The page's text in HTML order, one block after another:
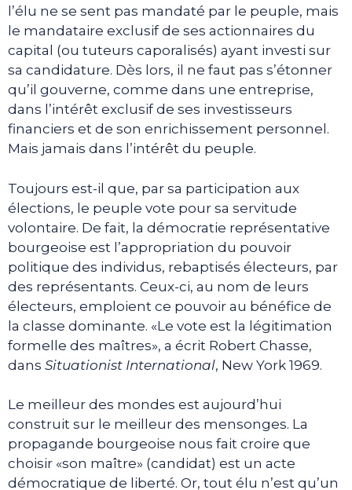
l’élu ne se sent pas mandaté par le peuple, mais
le mandataire exclusif de ses actionnaires du
capital (ou tuteurs caporalisés) ayant investi sur
sa candidature. Dès lors, il ne faut pas s’étonner
qu’il gouverne, comme dans une entreprise,
dans l’intérêt exclusif de ses investisseurs
financiers et de son enrichissement personnel.
Mais jamais dans l’intérêt du peuple.
Toujours est-il que, par sa participation aux
élections, le peuple vote pour sa servitude
volontaire. De fait, la démocratie représentative
bourgeoise est l’appropriation du pouvoir
politique des individus, rebaptisés électeurs, par
des représentants. Ceux-ci, au nom de leurs
électeurs, emploient ce pouvoir au bénéfice de
la classe dominante. «Le vote est la légitimation
formelle des maîtres», a écrit Robert Chasse,
dans Situationist International, New York 1969.
Le meilleur des mondes est aujourd’hui
construit sur le meilleur des mensonges. La
propagande bourgeoise nous fait croire que
choisir «son maître» (candidat) est un acte
démocratique de liberté. Or, tout élu n’est qu’un